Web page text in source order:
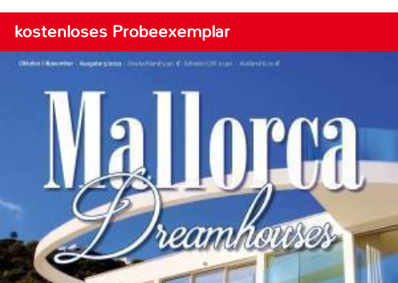
kostenloses Probeexemplar